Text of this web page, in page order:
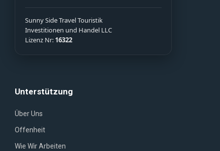
Sunny Side Travel Touristik
Investitionen und Handel LLC
Lizenz Nr: 16322
Unterstützung
Über Uns
Offenheit
Wie Wir Arbeiten